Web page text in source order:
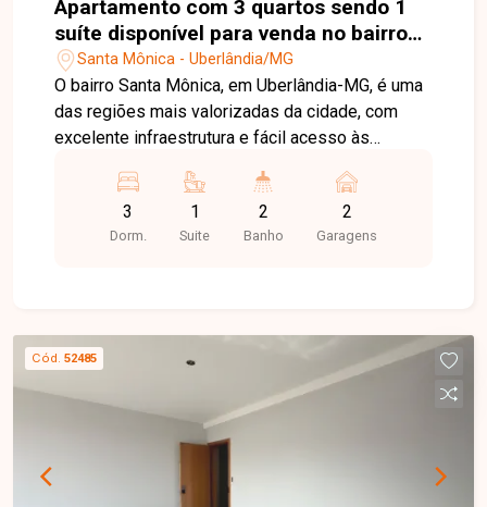
Apartamento com 3 quartos sendo 1
suíte disponível para venda no bairro
Santa Mônica em Uberlândia-MG
Santa Mônica - Uberlândia/MG
O bairro Santa Mônica, em Uberlândia-MG, é uma
das regiões mais valorizadas da cidade, com
excelente infraestrutura e fácil acesso às
universidades, supermercados, escolas,
farmácias, restaurantes e diversos serviços,
proporcionando praticidade e qualidade de vida.
garagem em gaveta. O imóvel oferece ambientes
amplos e bem distribuídos, ideal para quem
busca conforto e funcionalidade em uma
excelente localização. Entre em contato para
mais informações e agende uma visita para
conhecer este excelente apartamento.
3
Dorm.
1
Suite
2
Banho
2
Garagens
Cód. 52485